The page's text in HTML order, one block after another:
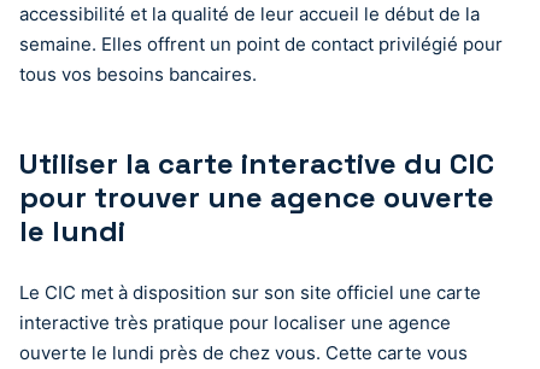
accessibilité et la qualité de leur accueil le début de la
semaine. Elles offrent un point de contact privilégié pour
tous vos besoins bancaires.
Utiliser la carte interactive du CIC
pour trouver une agence ouverte
le lundi
Le CIC met à disposition sur son site officiel une carte
interactive très pratique pour localiser une agence
ouverte le lundi près de chez vous. Cette carte vous